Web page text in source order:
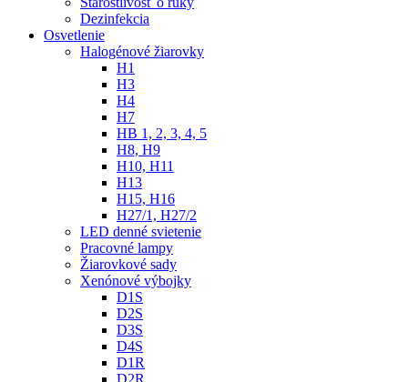
Dezinfekcia
Osvetlenie
Halogénové žiarovky
H1
H3
H4
H7
HB 1, 2, 3, 4, 5
H8, H9
H10, H11
H13
H15, H16
H27/1, H27/2
LED denné svietenie
Pracovné lampy
Žiarovkové sady
Xenónové výbojky
D1S
D2S
D3S
D4S
D1R